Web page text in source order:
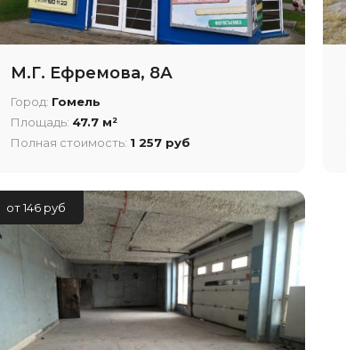
М.Г. Ефремова, 8А
Город: Гомель
Площадь: 47.7 м²
Полная стоимость: 1 257 руб
от 146 руб